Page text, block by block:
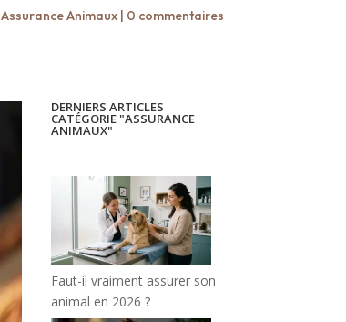
Assurance Animaux| 0 commentaires
DERNIERS ARTICLES
CATÉGORIE "ASSURANCE
ANIMAUX"
Faut-il vraiment assurer son
animal en 2026 ?